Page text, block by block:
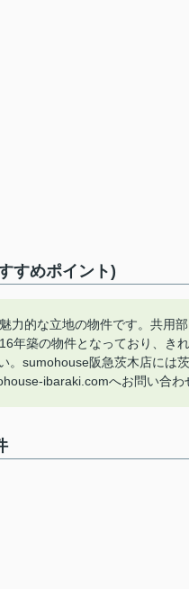
すめポイント)
力的な立地の物件です。共用
年築の物件となっており、き
。sumohouse阪急茨木店には
ibaraki.comへお問い合わ